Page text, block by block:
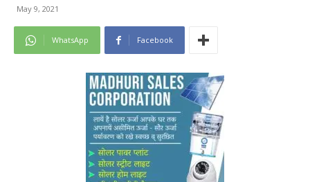
May 9, 2021
WhatsApp Facebook